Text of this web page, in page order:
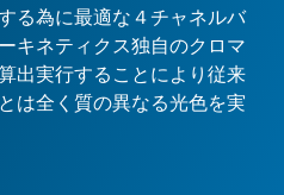
る為に最適な４チャネルバ
キネティクス独自のクロマ
出実行することにより従来
は全く質の異なる光色を実